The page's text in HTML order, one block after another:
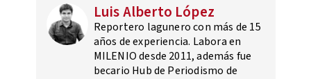
Luis Alberto López
Reportero lagunero con más de 15
años de experiencia. Labora en
MILENIO desde 2011, además fue
becario Hub de Periodismo de